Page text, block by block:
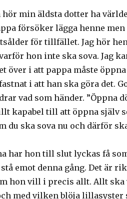
hör min äldsta dotter ha
försöker lägga henne
för tillfället. Jag hör
hon inte ska sova. Jag
över i att pappa måste
i att han ska göra det.
vad som händer. ”Öppna
kapabel till att öppna själv
du ska sova nu och därför
har hon till slut lyckas få
emot denna gång. Det är
hon vill i precis allt. Allt
med vilken blöja lillasyster